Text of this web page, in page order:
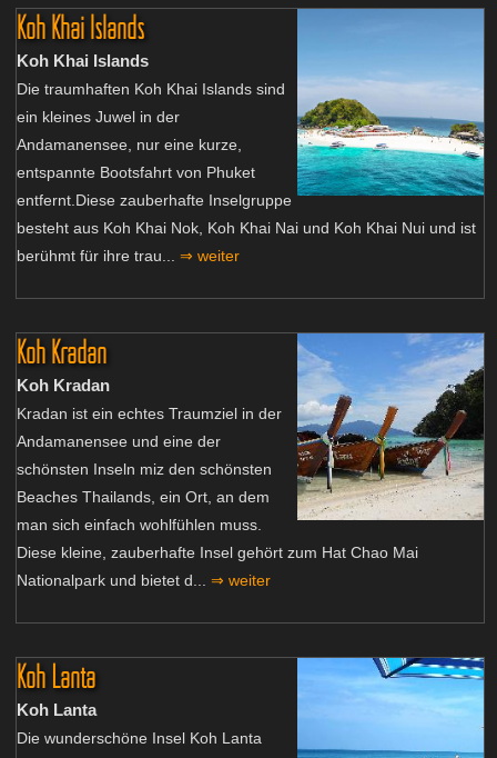
Koh Khai Islands
Koh Khai Islands
Die traumhaften Koh Khai Islands sind
ein kleines Juwel in der
Andamanensee, nur eine kurze,
entspannte Bootsfahrt von Phuket
entfernt.Diese zauberhafte Inselgruppe
besteht aus Koh Khai Nok, Koh Khai Nai und Koh Khai Nui und ist
berühmt für ihre trau... ⇒ weiter
Koh Kradan
Koh Kradan
Kradan ist ein echtes Traumziel in der
Andamanensee und eine der
schönsten Inseln miz den schönsten
Beaches Thailands, ein Ort, an dem
man sich einfach wohlfühlen muss.
Diese kleine, zauberhafte Insel gehört zum Hat Chao Mai
Nationalpark und bietet d... ⇒ weiter
Koh Lanta
Koh Lanta
Die wunderschöne Insel Koh Lanta